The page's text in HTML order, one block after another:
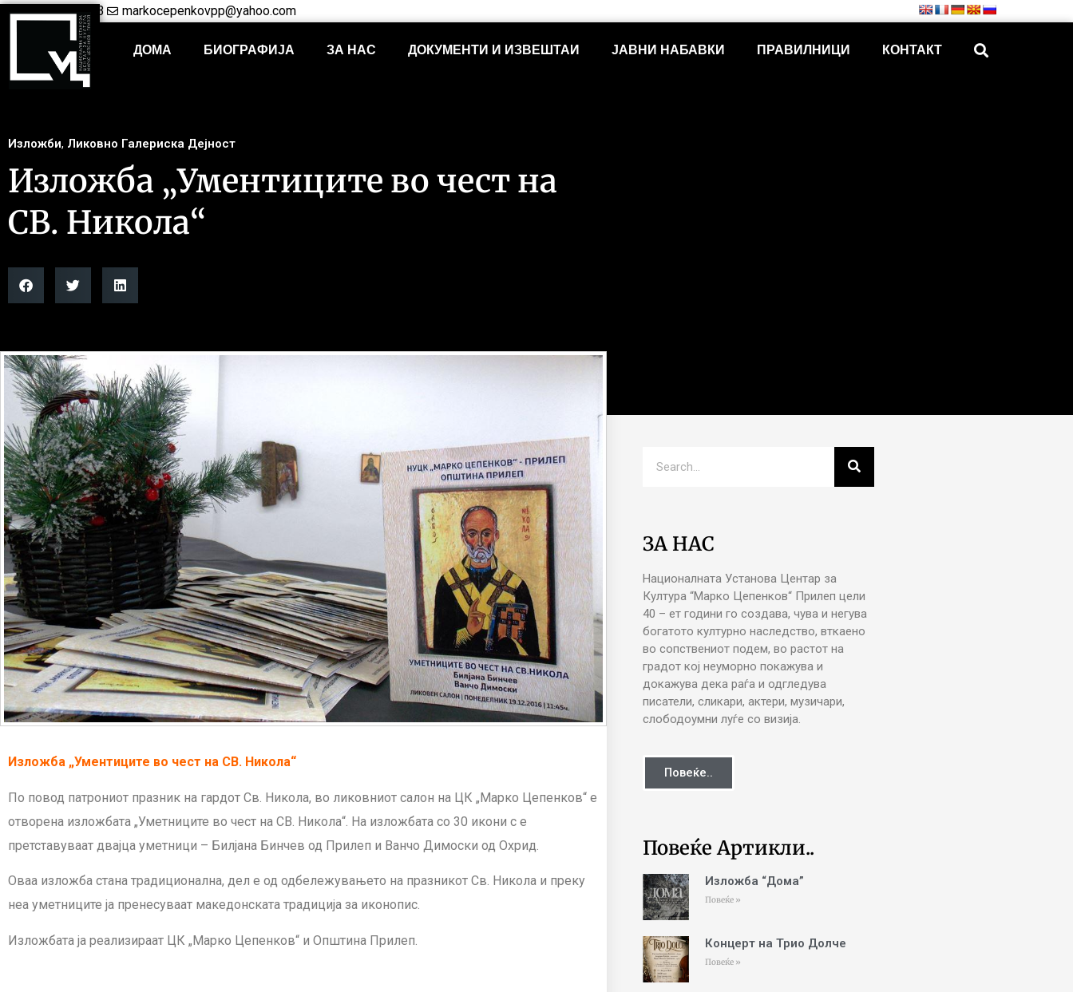
+38948421703 markocepenkovpp@yahoo.com
ДОМА БИОГРАФИЈА ЗА НАС ДОКУМЕНТИ И ИЗВЕШТАИ ЈАВНИ НАБАВКИ ПРАВИЛНИЦИ КОНТАКТ
Изложби, Ликовно Галериска Дејност
Изложба „Ументиците во чест на
СВ. Никола“
Изложба „Ументиците во чест на СВ. Никола“
По повод патрониот празник на гардот Св. Никола, во ликовниот салон на ЦК „Марко Цепенков“ е
отворена изложбата „Уметниците во чест на СВ. Никола“. На изложбата со 30 икони с е
претставуваат двајца уметници – Билјана Бинчев од Прилеп и Ванчо Димоски од Охрид.
Оваа изложба стана традиционална, дел е од одбележувањето на празникот Св. Никола и преку
неа уметниците ја пренесуваат македонската традиција за иконопис.
Изложбата ја реализираат ЦК „Марко Цепенков“ и Општина Прилеп.
ЗА НАС
Националната Установа Центар за
Култура “Марко Цепенков“ Прилеп цели
40 – ет години го создава, чува и негува
богатото културно наследство, вткаено
во сопствениот подем, во растот на
градот кој неуморно покажува и
докажува дека раѓа и одгледува
писатели, сликари, актери, музичари,
слободоумни луѓе со визија.
Повеќе..
Повеќе Артикли..
Изложба “Дома”
Повеќе »
Концерт на Трио Долче
Повеќе »